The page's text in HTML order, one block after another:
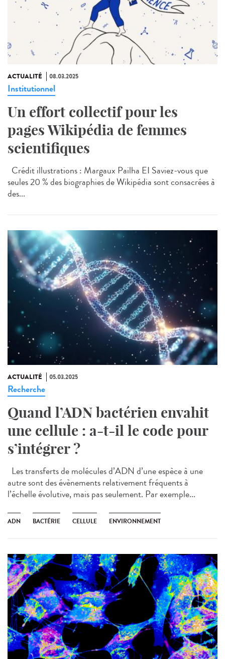
ACTUALITÉ 08.03.2025
Institutionnel
Un effort collectif pour les
pages Wikipédia de femmes
scientifiques
Crédit illustrations : Margaux Pailha EI Saviez-vous que
seules 20 % des biographies de Wikipédia sont consacrées à
des...
ACTUALITÉ 05.03.2025
Recherche
Quand l’ADN bactérien envahit
une cellule : a-t-il le code pour
s’intégrer ?
Les transferts de molécules d’ADN d’une espèce à une
autre sont des évènements relativement fréquents à
l’échelle évolutive, mais pas seulement. Par exemple...
ADN BACTÉRIE CELLULE ENVIRONNEMENT